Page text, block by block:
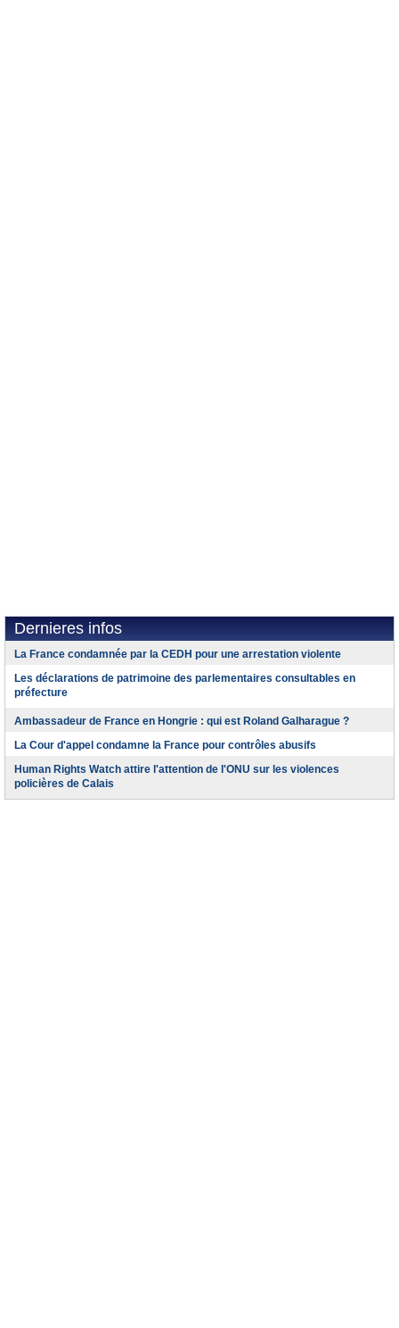
Dernieres infos
La France condamnée par la CEDH pour une arrestation violente
Les déclarations de patrimoine des parlementaires consultables en
préfecture
Ambassadeur de France en Hongrie : qui est Roland Galharague ?
La Cour d'appel condamne la France pour contrôles abusifs
Human Rights Watch attire l'attention de l'ONU sur les violences
policières de Calais